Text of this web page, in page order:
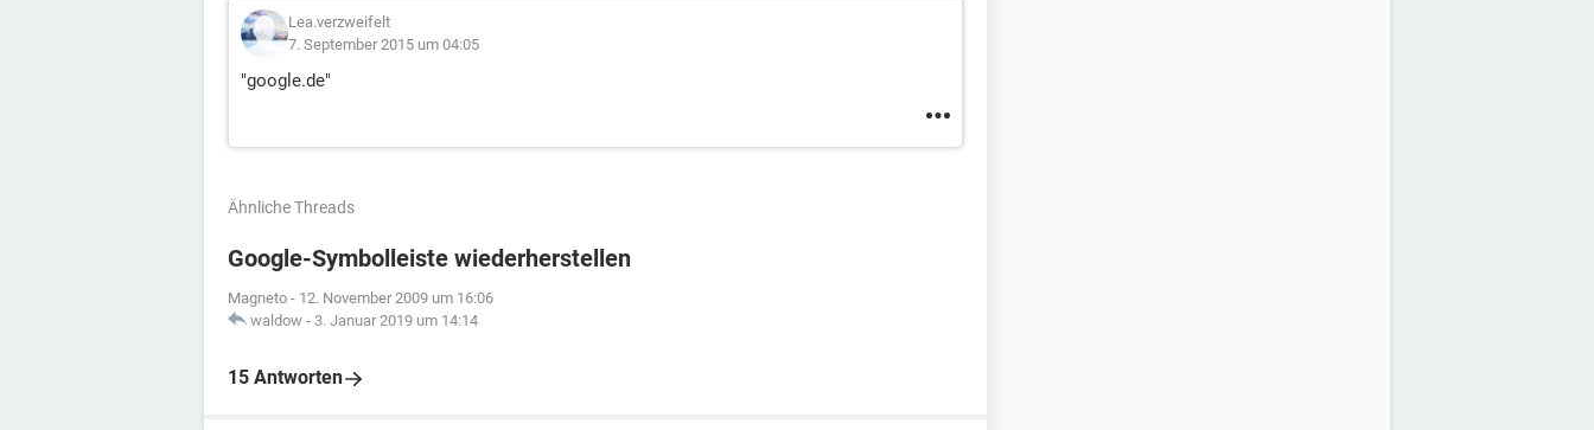
Lea.verzweifelt
7. September 2015 um 04:05
"google.de"
Ähnliche Threads
Google-Symbolleiste wiederherstellen
Magneto - 12. November 2009 um 16:06
waldow - 3. Januar 2019 um 14:14
15 Antworten